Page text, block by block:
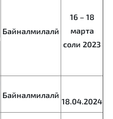
Байналмилалӣ
16 – 18
марта
соли 2023
Байналмилалӣ
18.04.2024